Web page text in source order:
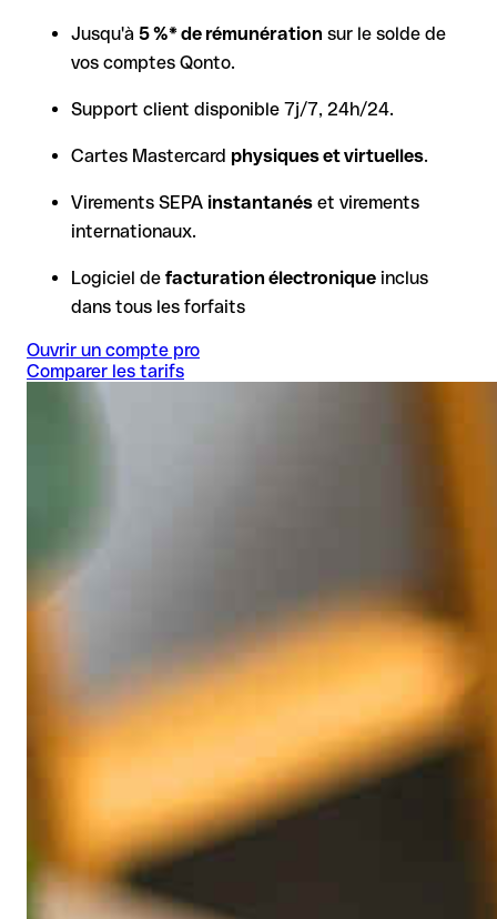
Jusqu'à 5 %* de rémunération sur le solde de
vos comptes Qonto.
Support client disponible 7j/7, 24h/24.
Cartes Mastercard physiques et virtuelles.
Virements SEPA instantanés et virements
internationaux.
Logiciel de facturation électronique inclus
dans tous les forfaits
Ouvrir un compte pro
Comparer les tarifs